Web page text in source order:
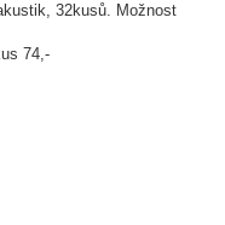
32kusů. Možnost
74,-